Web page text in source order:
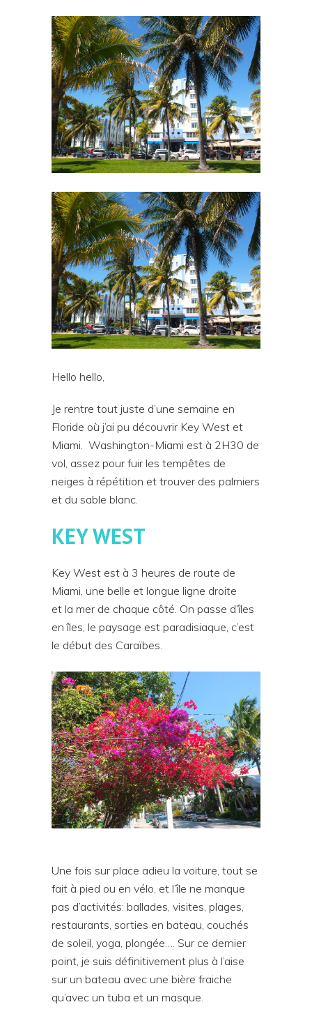
Hello hello,
Je rentre tout juste d’une semaine en
Floride où j’ai pu découvrir Key West et
Miami. Washington-Miami est à 2H30 de
vol, assez pour fuir les tempêtes de
neiges à répétition et trouver des palmiers
et du sable blanc.
KEY WEST
Key West est à 3 heures de route de
Miami, une belle et longue ligne droite
et la mer de chaque côté. On passe d’îles
en îles, le paysage est paradisiaque, c’est
le début des Caraïbes.
Une fois sur place adieu la voiture, tout se
fait à pied ou en vélo, et l’île ne manque
pas d’activités: ballades, visites, plages,
restaurants, sorties en bateau, couchés
de soleil, yoga, plongée…. Sur ce dernier
point, je suis définitivement plus à l’aise
sur un bateau avec une bière fraiche
qu’avec un tuba et un masque.